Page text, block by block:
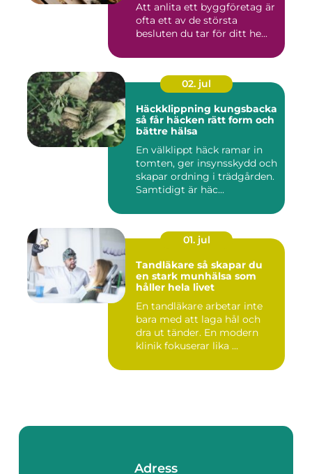
Att anlita ett byggföretag är
ofta ett av de största
besluten du tar för ditt he...
02. jul
Häckklippning kungsbacka
så får häcken rätt form och
bättre hälsa
En välklippt häck ramar in
tomten, ger insynsskydd och
skapar ordning i trädgården.
Samtidigt är häc...
01. jul
Tandläkare så skapar du
en stark munhälsa som
håller hela livet
En tandläkare arbetar inte
bara med att laga hål och
dra ut tänder. En modern
klinik fokuserar lika ...
Adress